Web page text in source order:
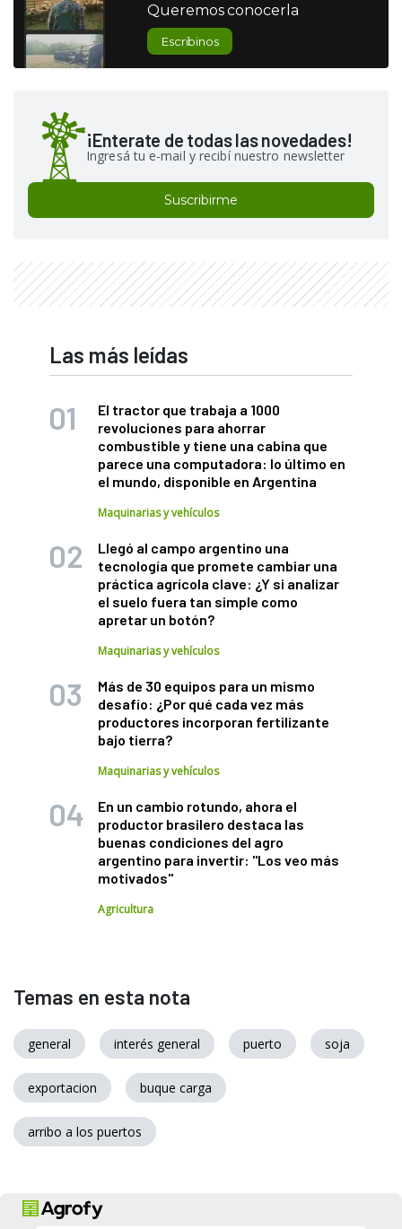
Queremos conocerla
Escribinos
¡Enterate de todas las novedades!
Ingresá tu e-mail y recibí nuestro newsletter
Suscribirme
Las más leídas
El tractor que trabaja a 1000
revoluciones para ahorrar
combustible y tiene una cabina que
parece una computadora: lo último en
el mundo, disponible en Argentina
Maquinarias y vehículos
Llegó al campo argentino una
tecnología que promete cambiar una
práctica agrícola clave: ¿Y si analizar
el suelo fuera tan simple como
apretar un botón?
Maquinarias y vehículos
Más de 30 equipos para un mismo
desafío: ¿Por qué cada vez más
productores incorporan fertilizante
bajo tierra?
Maquinarias y vehículos
En un cambio rotundo, ahora el
productor brasilero destaca las
buenas condiciones del agro
argentino para invertir: "Los veo más
motivados"
Agricultura
Temas en esta nota
general interés general puerto soja
exportacion buque carga
arribo a los puertos